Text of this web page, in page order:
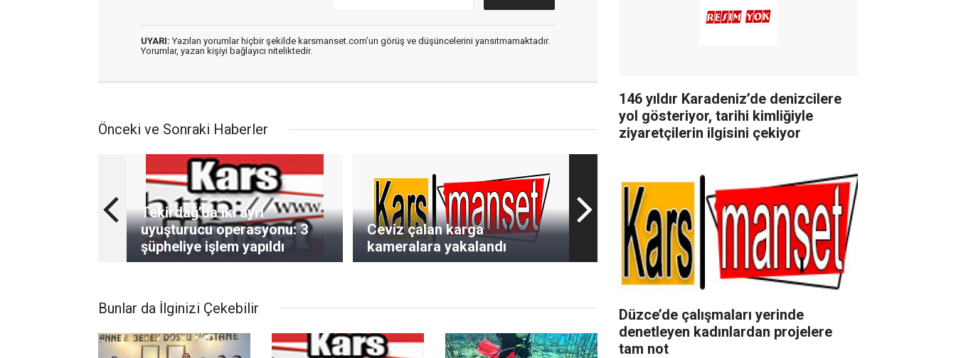
UYARI: Yazılan yorumlar hiçbir şekilde karsmanset.com’un görüş ve düşüncelerini yansıtmamaktadır.
Yorumlar, yazan kişiyi bağlayıcı niteliktedir.
Önceki ve Sonraki Haberler
Tekirdağ’da iki ayrı
uyuşturucu operasyonu: 3
şüpheliye işlem yapıldı
Ceviz çalan karga
kameralara yakalandı
Bunlar da İlginizi Çekebilir
146 yıldır Karadeniz’de denizcilere
yol gösteriyor, tarihi kimliğiyle
ziyaretçilerin ilgisini çekiyor
Düzce’de çalışmaları yerinde
denetleyen kadınlardan projelere
tam not